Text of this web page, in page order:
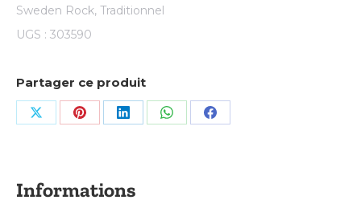
Sweden Rock, Traditionnel
UGS : 303590
Partager ce produit
Share Share Share Share Share